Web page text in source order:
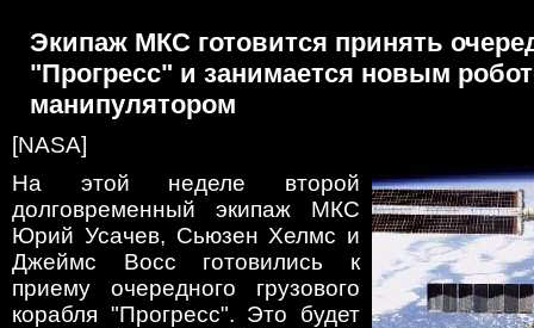
Экипаж МКС готовится принять
"Прогресс" и занимается новым
манипулятором
[NASA]
На этой неделе второй
долговременный экипаж МКС
Юрий Усачев, Сьюзен Хелмс и
Джеймс Восс готовились к
приему очередного грузового
корабля "Прогресс". Это будет